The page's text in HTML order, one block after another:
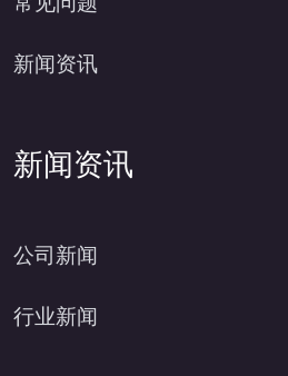
新闻资讯
新闻资讯
公司新闻
行业新闻